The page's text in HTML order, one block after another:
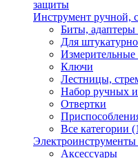
защиты
Инструмент ручной,
Биты, адаптеры
Для
Ключи
Лестницы,
Набор ручных
Отвертки
Все категории
Электроинструменты
Аксессуары